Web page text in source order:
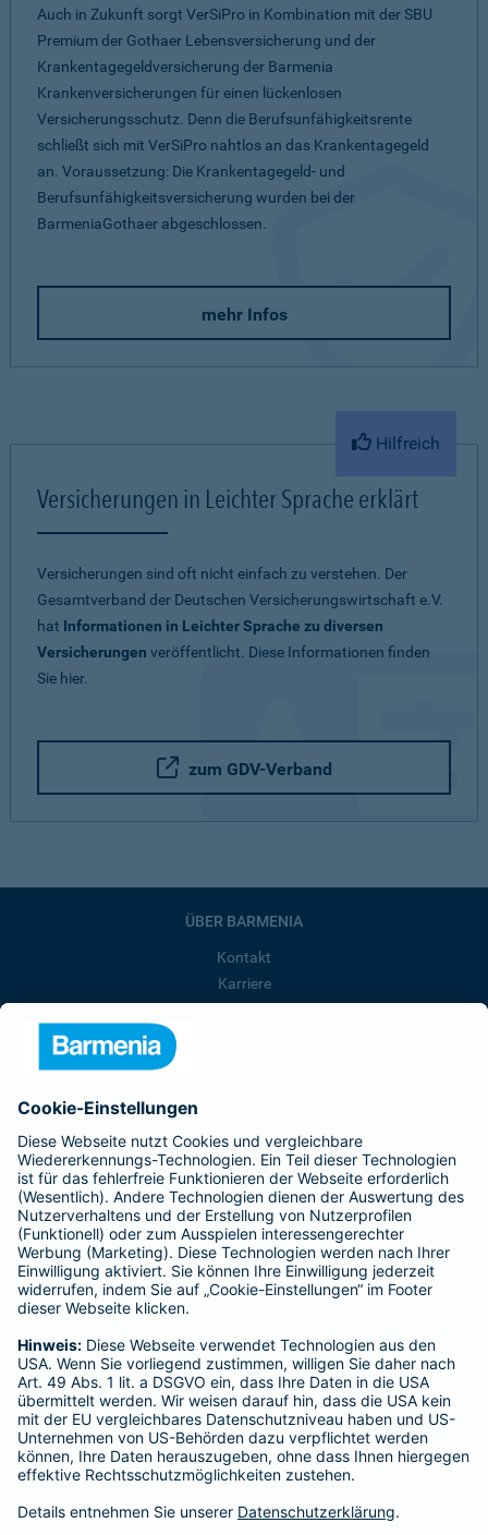
Auch in Zukunft sorgt VerSiPro in Kombination mit der SBU
Premium der Gothaer Lebensversicherung und der
Krankentagegeldversicherung der Barmenia
Krankenversicherungen für einen lückenlosen
Versicherungsschutz. Denn die Berufsunfähigkeitsrente
schließt sich mit VerSiPro nahtlos an das Krankentagegeld
an. Voraussetzung: Die Krankentagegeld- und
Berufsunfähigkeitsversicherung wurden bei der
BarmeniaGothaer abgeschlossen.
mehr Infos
Hilfreich
Versicherungen in Leichter Sprache erklärt
Versicherungen sind oft nicht einfach zu verstehen. Der
Gesamtverband der Deutschen Versicherungswirtschaft e.V.
hat Informationen in Leichter Sprache zu diversen
Versicherungen veröffentlicht. Diese Informationen finden
Sie hier.
zum GDV-Verband
ÜBER BARMENIA
Kontakt
Karriere
Barmenia ist Teil der BarmeniaGothaer
BELIEBTE SEITEN
Kranken-Zusatzversicherung
Tierversicherungen
Haftpflichtversicherung
Hausratversicherung
Adresse ändern
Schaden melden
Kilometerstandsmeldung
Serviceübersicht